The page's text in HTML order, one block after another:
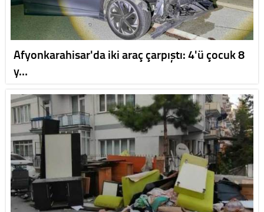
Afyonkarahisar'da iki araç çarpıştı: 4'ü çocuk 8
y…